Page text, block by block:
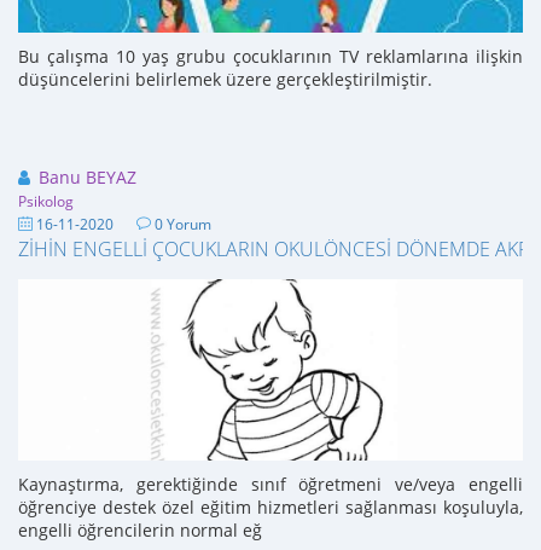
Bu çalışma 10 yaş grubu çocuklarının TV reklamlarına ilişkin
düşüncelerini belirlemek üzere gerçekleştirilmiştir.
Banu BEYAZ
Psikolog
16-11-2020 0 Yorum
ZİHİN ENGELLİ ÇOCUKLARIN OKULÖNCESİ DÖNEMDE
Kaynaştırma, gerektiğinde sınıf öğretmeni ve/veya engelli
öğrenciye destek özel eğitim hizmetleri sağlanması koşuluyla,
engelli öğrencilerin normal eğ